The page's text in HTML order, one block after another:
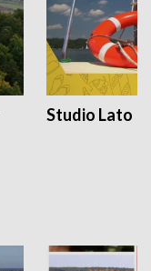
Studio Lato